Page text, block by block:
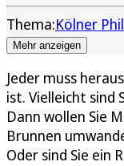
Thema:Kölner
Mehr anzeigen
Jeder muss
ist. Vielleicht sind
Dann wollen Sie
Brunnen
Oder sind Sie ein